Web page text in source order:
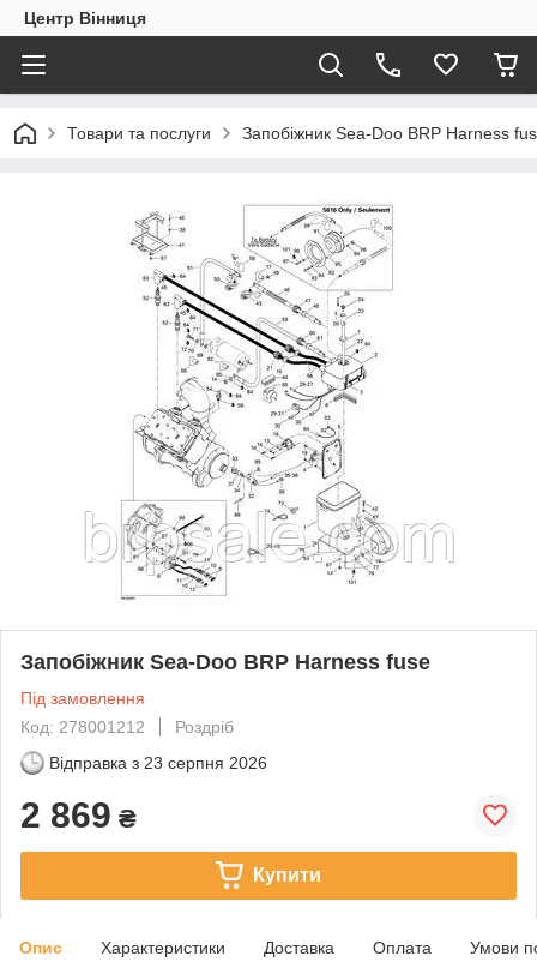
Центр Вінниця
Товари та послуги Запобіжник Sea-Doo BRP Harness
Запобіжник Sea-Doo BRP Harness fuse
Під замовлення
Код: 278001212
Роздріб
Відправка з 23 серпня 2026
2 869 ₴
Купити
Опис Характеристики Доставка Оплата Умови